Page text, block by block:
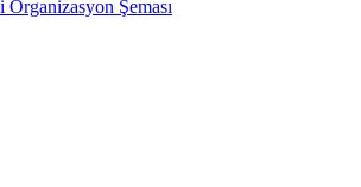
Şeması